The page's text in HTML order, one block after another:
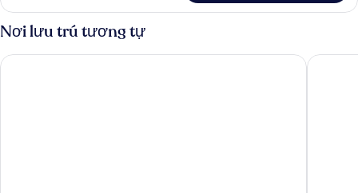
Room,
2
Queen
Beds
Nơi lưu trú tương tự
La Quinta Inn & Suites by Wyndham Orlando Airport